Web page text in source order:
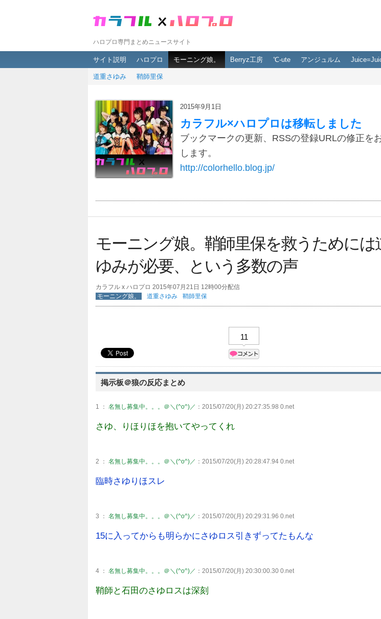
ハロプロ専門まとめニュースサイト
サイト説明 ハロプロ モーニング娘。 Berryz工房 ℃-ute アンジュルム
道重さゆみ 鞘師里保
2015年9月1日
カラフル×ハロプロは移転しました
ブックマークの更新、RSSの登録URLの修正を
します。
http://colorhello.blog.jp/
モーニング娘。鞘師里保を救うためには
ゆみが必要、という多数の声
カラフル x ハロプロ 2015年07月21日 12時00分配信
モーニング娘。
道重さゆみ 鞘師里保
11
掲示板＠狼の反応まとめ
1 ： 名無し募集中。。。＠＼(^o^)／ ：2015/07/20(月) 20:27:35.98 0.net
さゆ、りほりほを抱いてやってくれ
2 ： 名無し募集中。。。＠＼(^o^)／ ：2015/07/20(月) 20:28:47.94 0.net
臨時さゆりほスレ
3 ： 名無し募集中。。。＠＼(^o^)／ ：2015/07/20(月) 20:29:31.96 0.net
15に入ってからも明らかにさゆロス引きずってたもんな
4 ： 名無し募集中。。。＠＼(^o^)／ ：2015/07/20(月) 20:30:00.30 0.net
鞘師と石田のさゆロスは深刻